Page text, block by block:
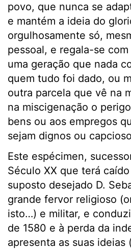
povo, que nunca se
e mantém a ideia do
orgulhosamente só,
pessoal, e regala-se
uma geração que nada
quem tudo foi dado, ou
outra parcela que vê na
na miscigenação o
bens ou aos empregos
sejam dignos ou
Este espécimen,
Século XX que terá
suposto desejado D.
grande fervor religioso
isto…) e militar, e
de 1580 e à perda da
apresenta as suas